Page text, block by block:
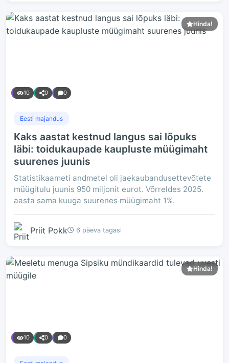
Hinda!
10 0 0
Eesti majandus
Kaks aastat kestnud langus sai lõpuks
läbi: toidukaupade kaupluste müügimaht
suurenes juunis
Statistikaameti andmetel oli jaekaubandusettevõtete
müügitulu juunis 950 miljonit eurot. Võrreldes 2025.
aasta sama kuuga suurenes müügimaht 1%.
Priit Pokk 6 päeva tagasi
Hinda!
10 0 0